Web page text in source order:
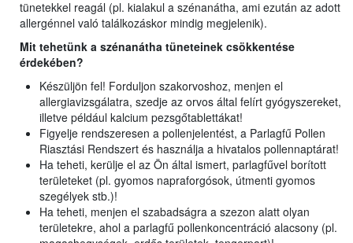
tünetekkel reagál (pl. kialakul a szénanátha, ami ezután az adott
allergénnel való találkozáskor mindig megjelenik).
Mit tehetünk a szénanátha tüneteinek csökkentése
érdekében?
Készüljön fel! Forduljon szakorvoshoz, menjen el
allergiavizsgálatra, szedje az orvos által felírt gyógyszereket,
illetve például kalcium pezsgőtablettákat!
Figyelje rendszeresen a pollenjelentést, a Parlagfű Pollen
Riasztási Rendszert és használja a hivatalos pollennaptárat!
Ha teheti, kerülje el az Ön által ismert, parlagfűvel borított
területeket (pl. gyomos napraforgósok, útmenti gyomos
szegélyek stb.)!
Ha teheti, menjen el szabadságra a szezon alatt olyan
területekre, ahol a parlagfű pollenkoncentráció alacsony (pl.